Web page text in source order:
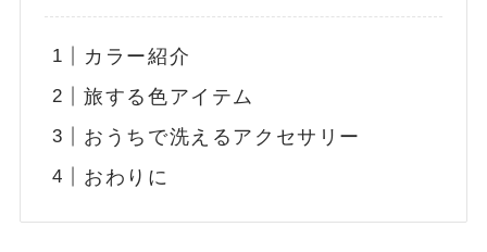
カラー紹介
旅する色アイテム
おうちで洗えるアクセサリー
おわりに